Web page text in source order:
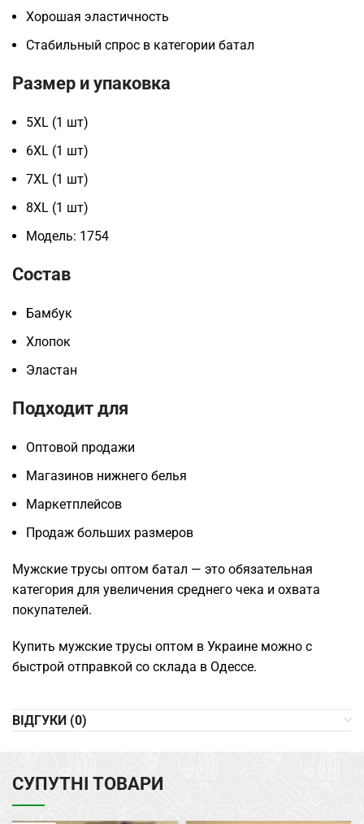
Хорошая эластичность
Стабильный спрос в категории батал
Размер и упаковка
5XL (1 шт)
6XL (1 шт)
7XL (1 шт)
8XL (1 шт)
Модель: 1754
Состав
Бамбук
Хлопок
Эластан
Подходит для
Оптовой продажи
Магазинов нижнего белья
Маркетплейсов
Продаж больших размеров
Мужские трусы оптом батал — это обязательная
категория для увеличения среднего чека и охвата
покупателей.
Купить мужские трусы оптом в Украине можно с
быстрой отправкой со склада в Одессе.
ВІДГУКИ (0)
СУПУТНІ ТОВАРИ